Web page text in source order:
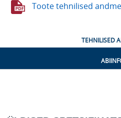
Toote tehnilised
TEHNILISED